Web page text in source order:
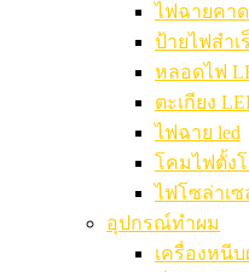
ไฟฉายคา
ป้ายไฟสำเ
หลอดไฟ
ตะเกียง
ไฟฉาย led
โคมไฟตั้งโ
ไฟโซล่าเซ
อุปกรณ์ทำผม
เครื่องหนีบ